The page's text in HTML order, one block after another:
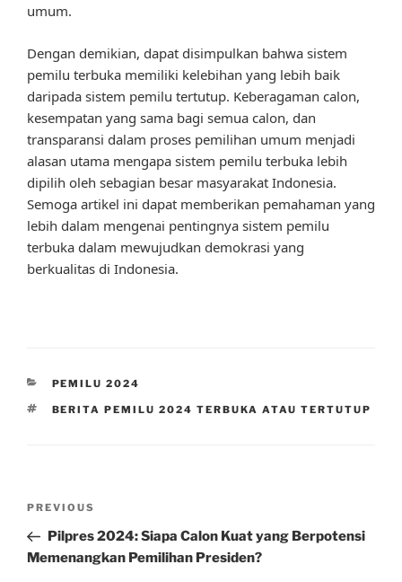
umum.
Dengan demikian, dapat disimpulkan bahwa sistem
pemilu terbuka memiliki kelebihan yang lebih baik
daripada sistem pemilu tertutup. Keberagaman calon,
kesempatan yang sama bagi semua calon, dan
transparansi dalam proses pemilihan umum menjadi
alasan utama mengapa sistem pemilu terbuka lebih
dipilih oleh sebagian besar masyarakat Indonesia.
Semoga artikel ini dapat memberikan pemahaman yang
lebih dalam mengenai pentingnya sistem pemilu
terbuka dalam mewujudkan demokrasi yang
berkualitas di Indonesia.
CATEGORIES
PEMILU 2024
TAGS
BERITA PEMILU 2024 TERBUKA ATAU TERTUTUP
Previous
Post
PREVIOUS
Pilpres 2024: Siapa Calon Kuat yang Berpotensi
Memenangkan Pemilihan Presiden?